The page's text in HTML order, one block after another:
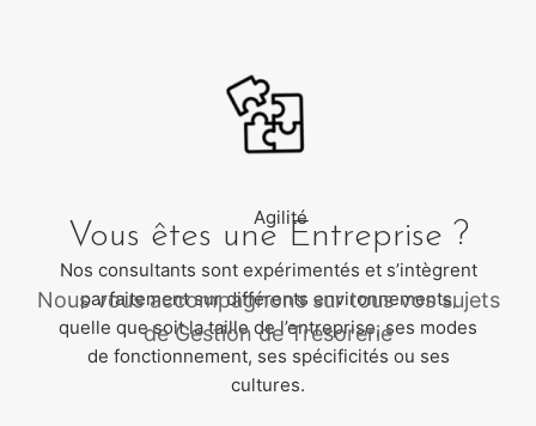
Agilité
Nos consultants sont expérimentés et s’intègrent
parfaitement sur différents environnements,
quelle que soit la taille de l’entreprise, ses modes
de fonctionnement, ses spécificités ou ses
cultures.
Vous êtes une Entreprise ?
Nous vous accompagnons sur tous vos sujets
de Gestion de Trésorerie